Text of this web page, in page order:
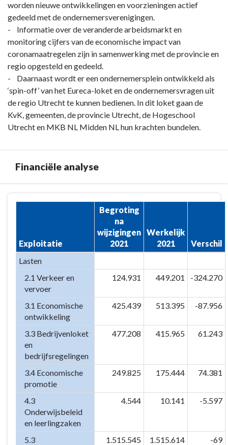
worden nieuwe ontwikkelingen en voorzieningen actief
gedeeld met de ondernemersverenigingen.
- Informatie over de veranderde arbeidsmarkt en
monitoring cijfers van de economische impact van
coronamaatregelen zijn in samenwerking met de provincie en
regio opgesteld en gedeeld.
- Daarnaast wordt er een ondernemersplein ontwikkeld als
‘spin-off’ van het Eureca-loket en de ondernemersvragen uit
de regio Utrecht te kunnen bedienen. In dit loket gaan de
KvK, gemeenten, de provincie Utrecht, de Hogeschool
Utrecht en MKB NL Midden NL hun krachten bundelen.
Financiële analyse
Programma
Cultuur,
economie
Financiële
analyse
Exploitatie
Begroting
na
wijzigingen
2021
Werkelijk
2021
Verschil
Lasten
2.1 Verkeer en
vervoer
124.931 449.201 -324.270
3.1 Economische
ontwikkeling
425.439 513.395 -87.956
3.3 Bedrijvenloket
en
bedrijfsregelingen
477.208 415.965 61.243
3.4 Economische
promotie
249.825 175.444 74.381
4.3
Onderwijsbeleid
en leerlingzaken
4.544 10.141 -5.597
5.3
1.515.545 1.515.614 -69